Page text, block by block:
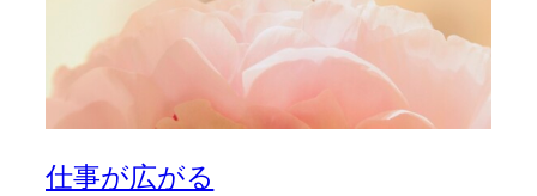
仕事が広がる